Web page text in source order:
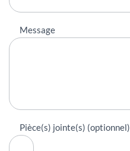
Message
Pièce(s) jointe(s) (optionnel)